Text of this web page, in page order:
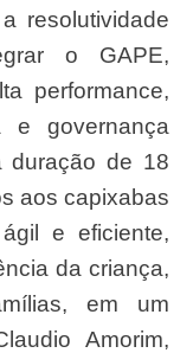
resolutividade
o GAPE,
performance,
e governança
duração de 18
aos capixabas
e eficiente,
da criança,
em um
Amorim,